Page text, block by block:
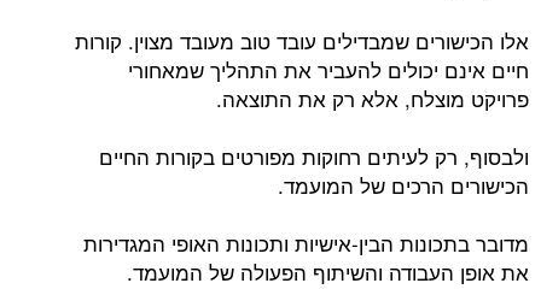
אלו הכישורים שמבדילים עובד טוב מעובד מצוין. קורות
חיים אינם יכולים להעביר את התהליך שמאחורי
פרויקט מוצלח, אלא רק את התוצאה.
ולבסוף, רק לעיתים רחוקות מפורטים בקורות החיים
הכישורים הרכים של המועמד.
מדובר בתכונות הבין-אישיות ותכונות האופי המגדירות
את אופן העבודה והשיתוף הפעולה של המועמד.